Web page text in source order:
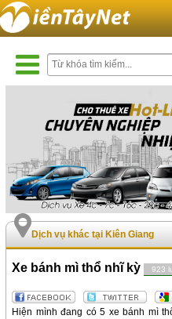
Dịch vụ khác tại Kiên Giang
Xe bánh mì thổ nhĩ kỳ 923
Hiện mình đang có 5 xe bánh mì